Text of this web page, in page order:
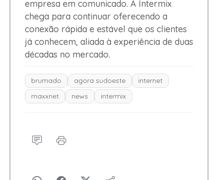
empresa em comunicado. A Intermix
chega para continuar oferecendo a
conexão rápida e estável que os clientes
já conhecem, aliada à experiência de duas
décadas no mercado.
brumado agora sudoeste
internet
maxxnet
news intermix